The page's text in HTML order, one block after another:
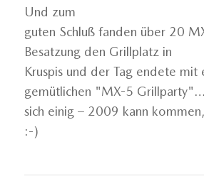
Und zum
guten Schluß fanden über 20
Besatzung den Grillplatz in
Kruspis und der Tag endete mit
gemütlichen "MX-5
sich einig – 2009 kann
:-)